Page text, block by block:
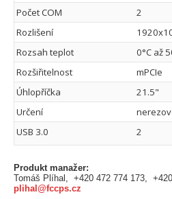
Počet COM
2
Rozlišení
Rozsah teplot
0°C až
Rozšiřitelnost
mPCIe
Úhlopříčka
21.5"
Určení
USB 3.0
2
Produkt manažer:
Tomáš Plíhal, +420 472 774 173, +420
plihal@fccps.cz